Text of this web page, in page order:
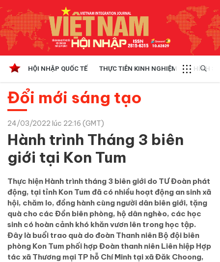
HỘI NHẬP QUỐC TẾ THỰC TIỄN KINH NGHIỆM CHÍNH
Đổi mới sáng tạo
24/03/2022 lúc 22:16 (GMT)
Hành trình Tháng 3 biên
giới tại Kon Tum
Thực hiện Hành trình tháng 3 biên giới do TƯ Đoàn phát
động, tại tỉnh Kon Tum đã có nhiều hoạt động an sinh xã
hội, chăm lo, đồng hành cùng người dân biên giới, tặng
quà cho các Đồn biên phòng, hộ dân nghèo, các học
sinh có hoàn cảnh khó khăn vươn lên trong học tập.
Đây là buổi trao quà do đoàn Thanh niên Bộ đội biên
phòng Kon Tum phối hợp Đoàn thanh niên Liên hiệp Hợp
tác xã Thương mại TP hỗ Chí Minh tại xã Đăk Choong,